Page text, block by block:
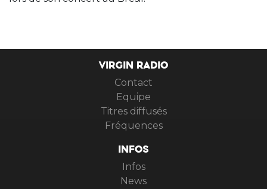
VIRGIN RADIO
Contact
Equipe
Titres diffusés
Fréquences
INFOS
Infos
News